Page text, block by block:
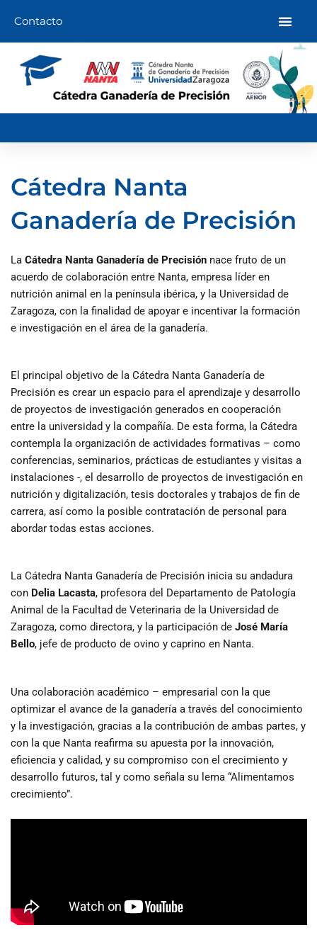
contenido
Contacto
Cátedra Nanta
Ganadería de Precisión
La Cátedra Nanta Ganadería de Precisiónnace fruto de un
acuerdo de colaboración entre Nanta, empresa líder en
nutrición animal en la península ibérica, y la Universidad de
Zaragoza, con la finalidad de apoyar e incentivar la formación
e investigación en el área de la ganadería.
El principal objetivo de la Cátedra Nanta Ganadería de
Precisión es crear un espacio para el aprendizaje y desarrollo
de proyectos de investigación generados en cooperación
entre la universidad y la compañía. De esta forma, la Cátedra
contempla la organización de actividades formativas – como
conferencias, seminarios, prácticas de estudiantes y visitas a
instalaciones -, el desarrollo de proyectos de investigación en
nutrición y digitalización, tesis doctorales y trabajos de fin de
carrera, así como la posible contratación de personal para
abordar todas estas acciones.
La Cátedra Nanta Ganadería de Precisión inicia su andadura
con Delia Lacasta, profesora del Departamento de Patología
Animal de la Facultad de Veterinaria de la Universidad de
Zaragoza, como directora, y la participación de José María
Bello, jefe de producto de ovino y caprino en Nanta.
Una colaboración académico – empresarial con la que
optimizar el avance de la ganadería a través del conocimiento
y la investigación, gracias a la contribución de ambas partes, y
con la que Nanta reafirma su apuesta por la innovación,
eficiencia y calidad, y su compromiso con el crecimiento y
desarrollo futuros, tal y como señala su lema “Alimentamos
crecimiento”.